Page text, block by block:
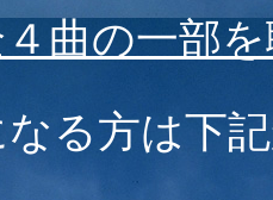
曲の一部
る方は下